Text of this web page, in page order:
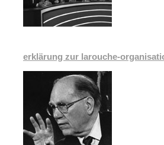
erklärung zur larouche-